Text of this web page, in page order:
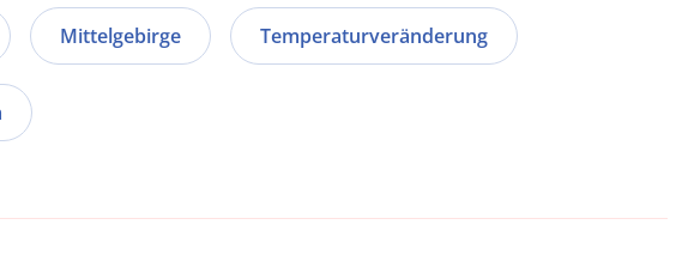
Mittelgebirge Temperaturveränderung